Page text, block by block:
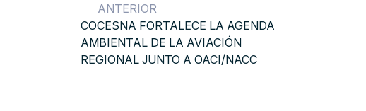
ANTERIOR
COCESNA FORTALECE LA AGENDA
AMBIENTAL DE LA AVIACIÓN
REGIONAL JUNTO A OACI/NACC